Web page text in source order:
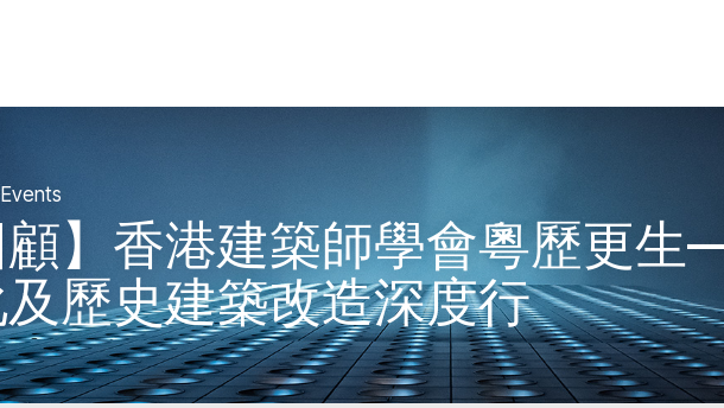
Events
顧】香港建築師學會粵歷更
歷史建築改造深度行